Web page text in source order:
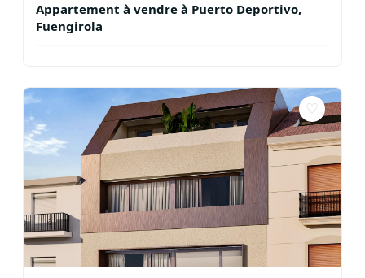
Appartement à vendre à Puerto Deportivo,
Fuengirola
♡